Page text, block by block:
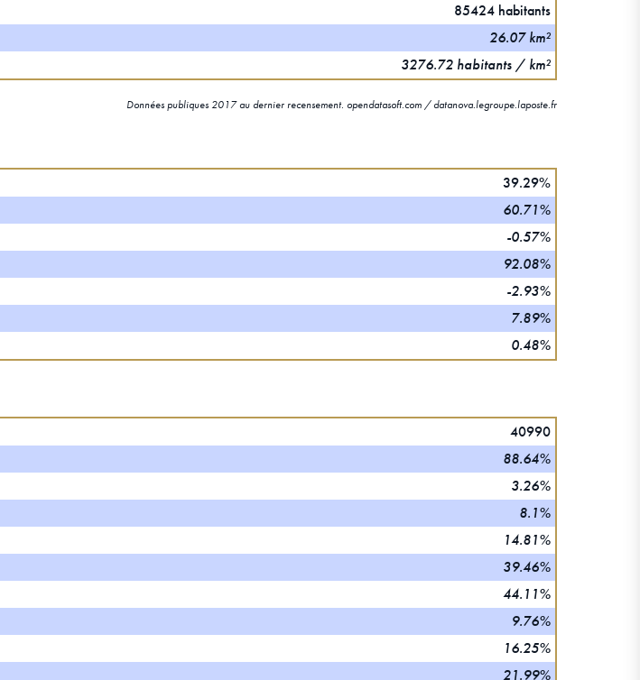
85424 habitants
26.07 km²
3276.72 habitants / km²
Données publiques 2017 au dernier recensement. opendatasoft.com / datanova.legroupe.laposte.fr
39.29%
60.71%
-0.57%
92.08%
-2.93%
7.89%
0.48%
40990
88.64%
3.26%
8.1%
14.81%
39.46%
44.11%
9.76%
16.25%
21.99%